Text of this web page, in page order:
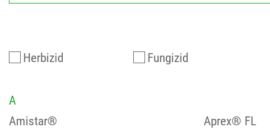
Herbizid Fungizid
A
Amistar®
Aprex® FL